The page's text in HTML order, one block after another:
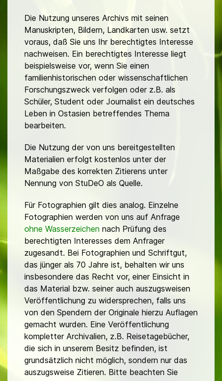
Die Nutzung unseres Archivs mit seinen
Manuskripten, Bildern, Landkarten usw. setzt
voraus, daß Sie uns Ihr berechtigtes Interesse
nachweisen. Ein berechtigtes Interesse liegt
beispielsweise vor, wenn Sie einen
familienhistorischen oder wissenschaftlichen
Forschungszweck verfolgen oder z.B. als
Schüler, Student oder Journalist ein deutsches
Leben in Ostasien betreffendes Thema
bearbeiten.
Die Nutzung der von uns bereitgestellten
Materialien erfolgt kostenlos unter der
Maßgabe des korrekten Zitierens unter
Nennung von StuDeO als Quelle.
Für Fotographien gilt dies analog. Einzelne
Fotographien werden von uns auf Anfrage
ohne Wasserzeichen nach Prüfung des
berechtigten Interesses dem Anfrager
zugesandt. Bei Fotographien und Schriftgut,
das jünger als 70 Jahre ist, behalten wir uns
insbesondere das Recht vor, einer Einsicht in
das Material bzw. seiner auch auszugsweisen
Veröffentlichung zu widersprechen, falls uns
von den Spendern der Originale hierzu Auflagen
gemacht wurden. Eine Veröffentlichung
kompletter Archivalien, z.B. Reisetagebücher,
die sich in unserem Besitz befinden, ist
grundsätzlich nicht möglich, sondern nur das
auszugsweise Zitieren. Bitte beachten Sie